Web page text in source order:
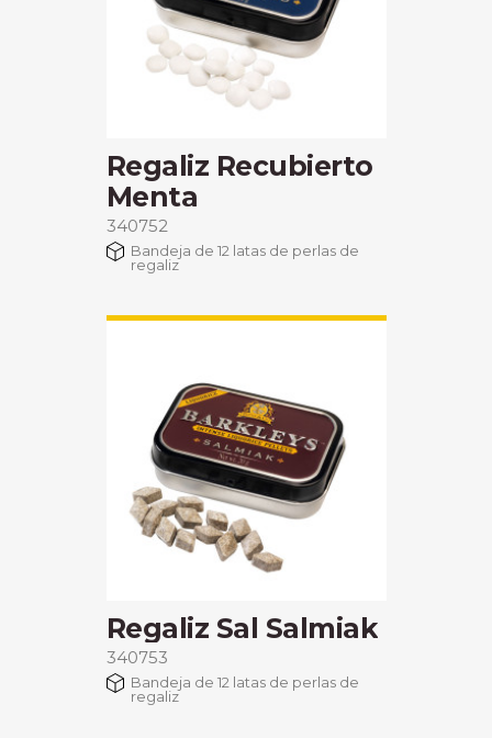
Regaliz Recubierto
Menta
340752
Bandeja de 12 latas de perlas de
regaliz
Regaliz Sal Salmiak
340753
Bandeja de 12 latas de perlas de
regaliz